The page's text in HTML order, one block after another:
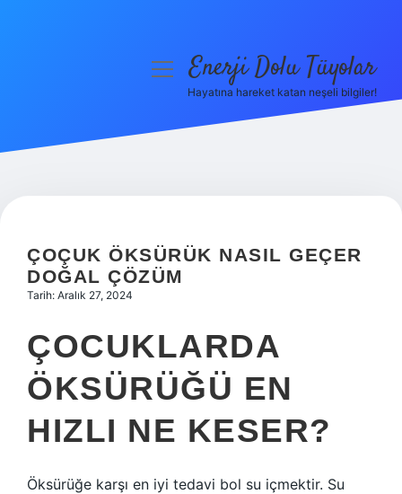
Hakkımızda
menüyüEnerji Dolu Tüyolar
Hayatına hareket katan neşeli bilgiler!
ÇOÇUK ÖKSÜRÜK NASIL GEÇER
DOĞAL ÇÖZÜM
Tarih: Aralık 27, 2024
ÇOCUKLARDA
ÖKSÜRÜĞÜ EN
HIZLI NE KESER?
Öksürüğe karşı en iyi tedavi bol su içmektir. Su